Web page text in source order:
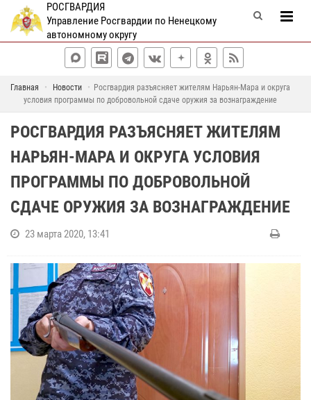
РОСГВАРДИЯ
Управление Росгвардии по Ненецкому
автономному округу
Главная Новости
Росгвардия разъясняет жителям Нарьян-Мара и округа
условия программы по добровольной сдаче оружия за вознаграждение
РОСГВАРДИЯ РАЗЪЯСНЯЕТ ЖИТЕЛЯМ
НАРЬЯН-МАРА И ОКРУГА УСЛОВИЯ
ПРОГРАММЫ ПО ДОБРОВОЛЬНОЙ
СДАЧЕ ОРУЖИЯ ЗА ВОЗНАГРАЖДЕНИЕ
23 марта 2020, 13:41